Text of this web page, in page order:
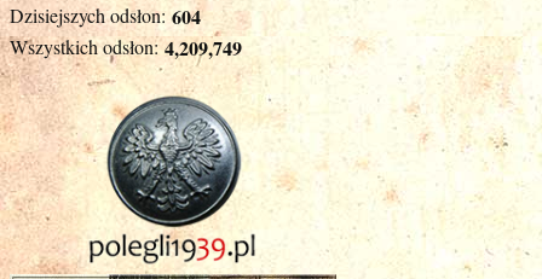
Dzisiejszych odsłon: 604
Wszystkich odsłon: 4,209,749